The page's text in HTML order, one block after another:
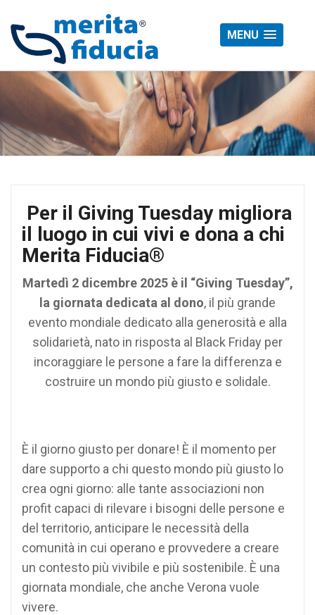
MENU
Per il Giving Tuesday migliora
il luogo in cui vivi e dona a chi
Merita Fiducia®
Martedì 2 dicembre 2025 è il “Giving Tuesday”,
la giornata dedicata al dono, il più grande
evento mondiale dedicato alla generosità e alla
solidarietà, nato in risposta al Black Friday per
incoraggiare le persone a fare la differenza e
costruire un mondo più giusto e solidale.
È il giorno giusto per donare! È il momento per
dare supporto a chi questo mondo più giusto lo
crea ogni giorno: alle tante associazioni non
profit capaci di rilevare i bisogni delle persone e
del territorio, anticipare le necessità della
comunità in cui operano e provvedere a creare
un contesto più vivibile e più sostenibile. È una
giornata mondiale, che anche Verona vuole
vivere.